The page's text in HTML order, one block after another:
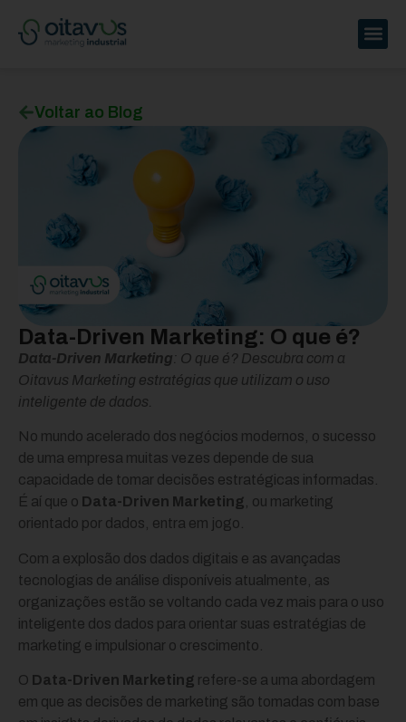
Voltar ao Blog
Data-Driven Marketing: O que é?
Data-Driven Marketing : O que é? Descubra com a
Oitavus Marketing estratégias que utilizam o uso
inteligente de dados.
No mundo acelerado dos negócios modernos, o sucesso
de uma empresa muitas vezes depende de sua
capacidade de tomar decisões estratégicas informadas.
É aí que o Data-Driven Marketing , ou marketing
orientado por dados, entra em jogo.
Com a explosão dos dados digitais e as avançadas
tecnologias de análise disponíveis atualmente, as
organizações estão se voltando cada vez mais para o uso
inteligente dos dados para orientar suas estratégias de
marketing e impulsionar o crescimento.
O Data-Driven Marketing refere-se a uma abordagem
em que as decisões de marketing são tomadas com base